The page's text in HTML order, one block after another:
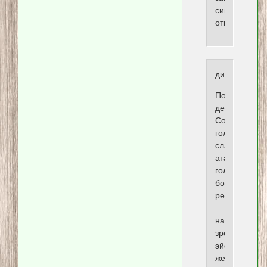
синдром
отмены.
диазепекс
Побочные
действия.
Сонливость,
слабость,
атаксия,
головная
боль;
редко
—
нарушения
зрения,
эйфория,
желтуха,